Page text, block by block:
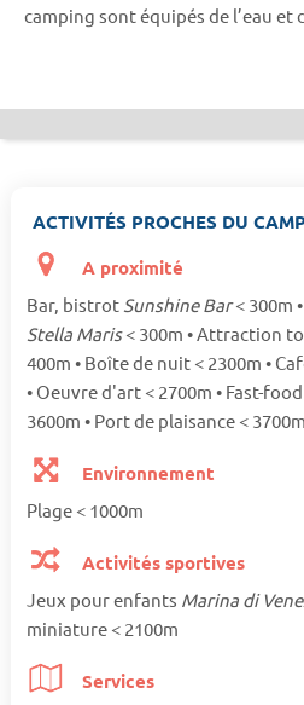
camping sont équipés de l’eau et
ACTIVITÉS PROCHES DU
A proximité
Bar, bistrot Sunshine Bar< 300m
Stella Maris< 300m • Attraction
400m • Boîte de nuit < 2300m •
• Oeuvre d'art < 2700m • Fast-
3600m • Port de plaisance < 3700m
Environnement
Plage < 1000m
Activités sportives
Jeux pour enfants Marina di
miniature < 2100m
Services